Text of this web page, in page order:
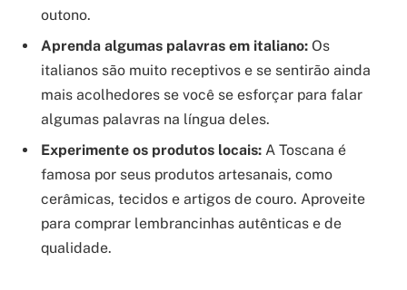
outono.
Aprenda algumas palavras em italiano: Os
italianos são muito receptivos e se sentirão ainda
mais acolhedores se você se esforçar para falar
algumas palavras na língua deles.
Experimente os produtos locais: A Toscana é
famosa por seus produtos artesanais, como
cerâmicas, tecidos e artigos de couro. Aproveite
para comprar lembrancinhas autênticas e de
qualidade.